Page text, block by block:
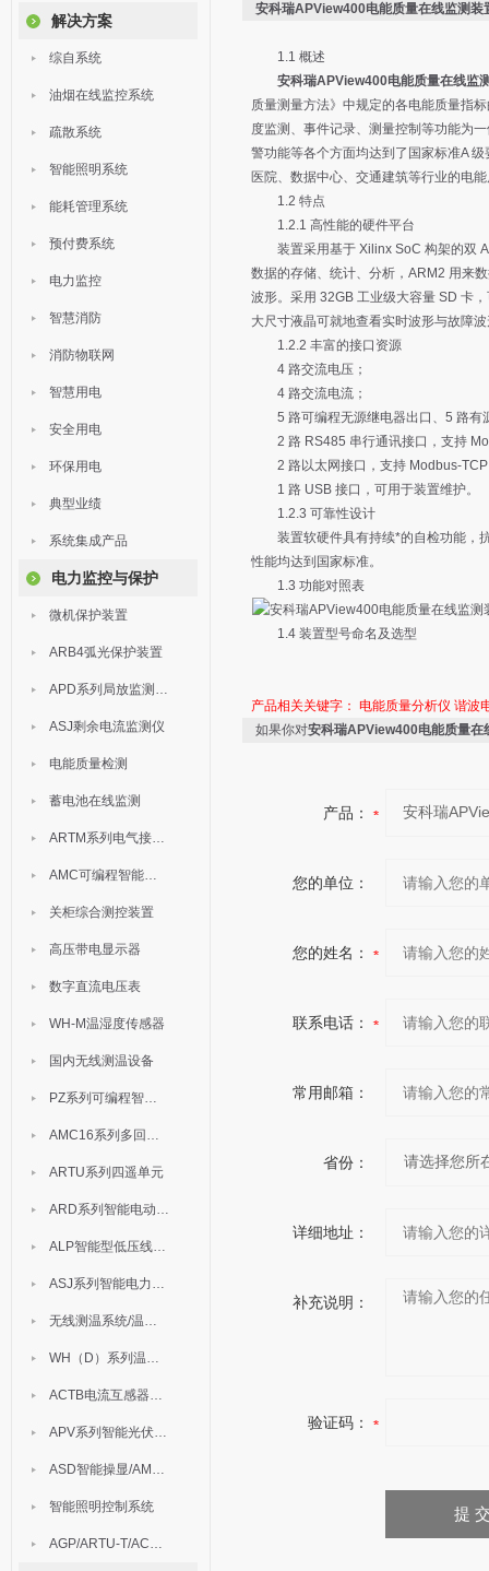
解决方案
综自系统
油烟在线监控系统
疏散系统
智能照明系统
能耗管理系统
预付费系统
电力监控
智慧消防
消防物联网
智慧用电
安全用电
环保用电
典型业绩
系统集成产品
电力监控与保护
微机保护装置
ARB4弧光保护装置
APD系列局放监测装置
ASJ剩余电流监测仪
电能质量检测
蓄电池在线监测
ARTM系列电气接点测温装置
AMC可编程智能电测表
关柜综合测控装置
高压带电显示器
数字直流电压表
WH-M温湿度传感器
国内无线测温设备
PZ系列可编程智能表
AMC16系列多回路监控装置
ARTU系列四遥单元
ARD系列智能电动机保护器
ALP智能型低压线路保护装置
ASJ系列智能电力继电器
无线测温系统/温度巡检
WH（D）系列温湿度控制器
ACTB电流互感器过电压保护器
APV系列智能光伏汇流箱
ASD智能操显/AM中压保护
智能照明控制系统
AGP/ARTU-T/ACM/ADDC
安科瑞APView400电能质量在线监测装
1.1 概述
安科瑞APView400电能质量在线监
质量测量方法》中规定的各电能质量指
度监测、事件记录、测量控制等功能为
警功能等各个方面均达到了国家标准A
医院、数据中心、交通建筑等行业的电
1.2 特点
1.2.1 高性能的硬件平台
装置采用基于 Xilinx SoC 构架的双
数据的存储、统计、分析，ARM2 用来
波形。采用 32GB 工业级大容量 SD 卡
大尺寸液晶可就地查看实时波形与故障
1.2.2 丰富的接口资源
4 路交流电压；
4 路交流电流；
5 路可编程无源继电器出口、5 路有
2 路 RS485 串行通讯接口，支持
2 路以太网接口，支持 Modbus-TCP
1 路 USB 接口，可用于装置维护。
1.2.3 可靠性设计
装置软硬件具有持续*的自检功能，抗
性能均达到国家标准。
1.3 功能对照表
1.4 装置型号命名及选型
产品相关关键字： 电能质量分析仪 谐波
如果你对安科瑞APView400电能质量在
产品：
您的单位：
您的姓名：
联系电话：
常用邮箱：
省份：
详细地址：
补充说明：
验证码：